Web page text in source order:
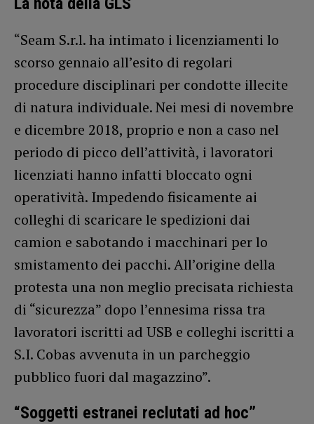
“Seam S.r.l. ha intimato i licenziamenti lo
scorso gennaio all’esito di regolari
procedure disciplinari per condotte illecite
di natura individuale. Nei mesi di novembre
e dicembre 2018, proprio e non a caso nel
periodo di picco dell’attività, i lavoratori
licenziati hanno infatti bloccato ogni
operatività. Impedendo fisicamente ai
colleghi di scaricare le spedizioni dai
camion e sabotando i macchinari per lo
smistamento dei pacchi. All’origine della
protesta una non meglio precisata richiesta
di “sicurezza” dopo l’ennesima rissa tra
lavoratori iscritti ad USB e colleghi iscritti a
S.I. Cobas avvenuta in un parcheggio
pubblico fuori dal magazzino”.
“Soggetti estranei reclutati ad hoc”